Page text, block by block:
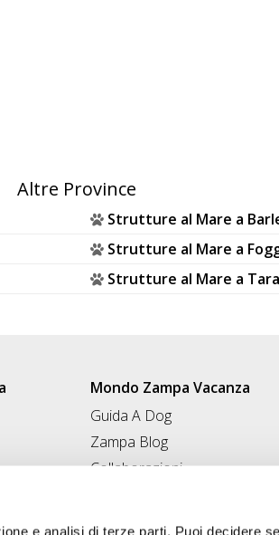
e analisi di terze parti. Puoi decidere
Altre Province
Strutture al Mare a
Strutture al Mare a
Strutture al Mare a
Mondo Zampa Vacanza
Guida A Dog
Zampa Blog
Collaborazioni